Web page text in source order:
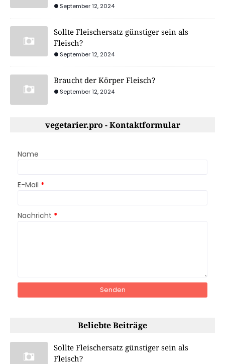
September 12, 2024
Sollte Fleischersatz günstiger sein als
Fleisch?
September 12, 2024
Braucht der Körper Fleisch?
September 12, 2024
vegetarier.pro - Kontaktformular
Name
E-Mail *
Nachricht *
Beliebte Beiträge
Sollte Fleischersatz günstiger sein als
Fleisch?